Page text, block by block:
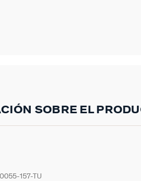
SOBRE EL
157-TU